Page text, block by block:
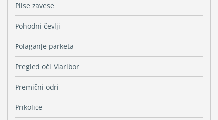
Plise zavese
Pohodni čevlji
Polaganje parketa
Pregled oči Maribor
Premični odri
Prikolice